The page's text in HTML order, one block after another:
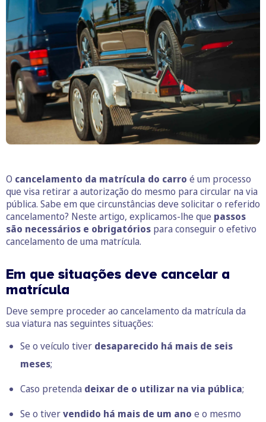
O cancelamento da matrícula do carro é um processo
que visa retirar a autorização do mesmo para circular na via
pública. Sabe em que circunstâncias deve solicitar o referido
cancelamento? Neste artigo, explicamos-lhe que passos
são necessários e obrigatórios para conseguir o efetivo
cancelamento de uma matrícula.
Em que situações deve cancelar a
matrícula
Deve sempre proceder ao cancelamento da matrícula da
sua viatura nas seguintes situações:
Se o veículo tiver desaparecido há mais de seis
meses;
Caso pretenda deixar de o utilizar na via pública;
Se o tivervendido há mais de um ano e o mesmo